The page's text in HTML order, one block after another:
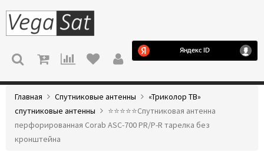
МЕНЮ
Главная Спутниковые антенны
«Триколор ТВ»
спутниковые антенны
⭐️⭐️⭐️⭐️⭐️Спутниковая антенна
перфорированная Corab ASC-700 PR/P-R тарелка без
кронштейна